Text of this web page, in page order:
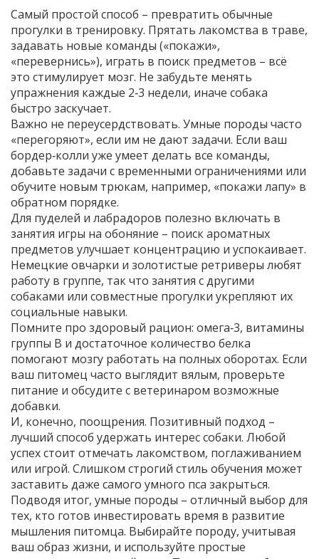
Самый простой способ – превратить обычные
прогулки в тренировку. Прятать лакомства в траве,
задавать новые команды («покажи»,
«перевернись»), играть в поиск предметов – всё
это стимулирует мозг. Не забудьте менять
упражнения каждые 2‑3 недели, иначе собака
быстро заскучает.
Важно не переусердствовать. Умные породы часто
«перегоряют», если им не дают задачи. Если ваш
бордер‑колли уже умеет делать все команды,
добавьте задачи с временными ограничениями или
обучите новым трюкам, например, «покажи лапу» в
обратном порядке.
Для пуделей и лабрадоров полезно включать в
занятия игры на обоняние – поиск ароматных
предметов улучшает концентрацию и успокаивает.
Немецкие овчарки и золотистые ретриверы любят
работу в группе, так что занятия с другими
собаками или совместные прогулки укрепляют их
социальные навыки.
Помните про здоровый рацион: омега‑3, витамины
группы B и достаточное количество белка
помогают мозгу работать на полных оборотах. Если
ваш питомец часто выглядит вялым, проверьте
питание и обсудите с ветеринаром возможные
добавки.
И, конечно, поощрения. Позитивный подход –
лучший способ удержать интерес собаки. Любой
успех стоит отмечать лакомством, поглаживанием
или игрой. Слишком строгий стиль обучения может
заставить даже самого умного пса закрыться.
Подводя итог, умные породы – отличный выбор для
тех, кто готов инвестировать время в развитие
мышления питомца. Выбирайте породу, учитывая
ваш образ жизни, и используйте простые